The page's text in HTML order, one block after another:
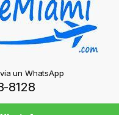
un WhatsApp
8128